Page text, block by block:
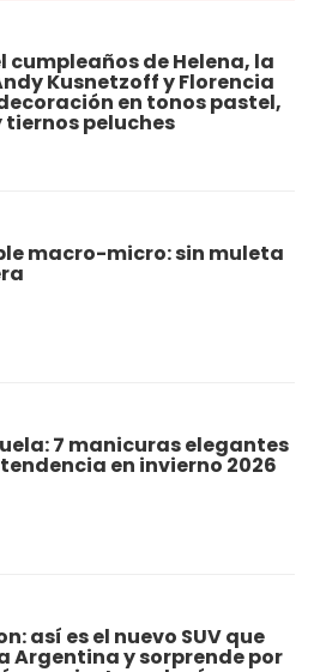
cumpleaños de Helena, la
Kusnetzoff y Florencia
en tonos pastel,
tiernos peluches
macro-micro: sin muleta
7 manicuras elegantes
en invierno 2026
así es el nuevo SUV que
Argentina y sorprende por